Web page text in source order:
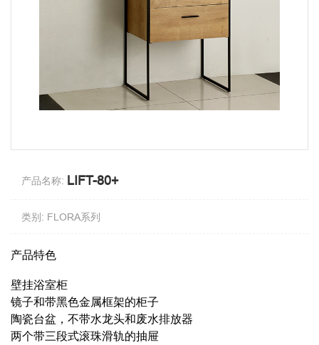
产品名称: LIFT-80+
类别: FLORA系列
产品特色
壁挂浴室柜
镜子和带黑色金属框架的柜子
陶瓷台盆，不带水龙头和废水排放器
两个带三段式滚珠滑轨的抽屉